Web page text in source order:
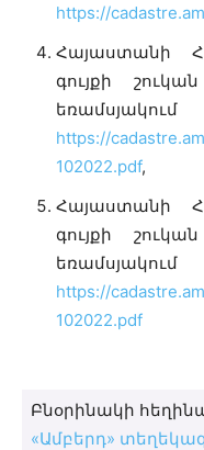
https://
Հայաստանի
գույքի
https://
102022.pdf,
Հայաստանի
գույքի
https://
102022.pdf
Բնօրինակի
«Ամբերդ»